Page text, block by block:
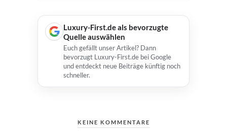
Luxury-First.de als bevorzugte
Quelle auswählen
Euch gefällt unser Artikel? Dann
bevorzugt Luxury-First.de bei Google
und entdeckt neue Beiträge künftig noch
schneller.
KEINE KOMMENTARE